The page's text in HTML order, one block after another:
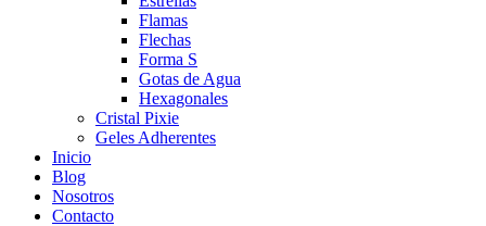
Flamas
Flechas
Forma S
Gotas de Agua
Hexagonales
Cristal Pixie
Geles Adherentes
Inicio
Blog
Nosotros
Contacto